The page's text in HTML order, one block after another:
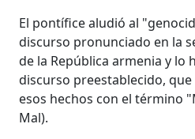
El pontífice aludió al
discurso pronunciado en la
de la República armenia y lo
discurso preestablecido,
esos hechos con el término
Mal).